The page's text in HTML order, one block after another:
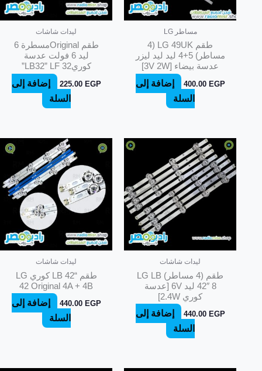
مساطر LG
طقم LG 49UK (4
مساطر) 5+4 ليد ليد ليزر
عدسة بيضاء [3V 2W]
400.00 EGP
إضافة إلى
السلة
ليدات شاشات
‎طقم Originalمسطرة 6
ليد 6 فولت عدسة
كوريLB32” LF 32”
225.00 EGP
إضافة إلى
السلة
ليدات شاشات
طقم (4 مساطر) LG LB
42″ 8 ليد 6V [عدسة
كوري 2.4W]
440.00 EGP
إضافة إلى
السلة
ليدات شاشات
طقم “42 LB كوري LG
42 Original 4A + 4B
440.00 EGP
إضافة إلى
السلة